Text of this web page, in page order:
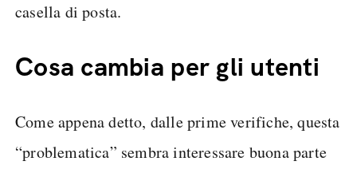
casella di posta.
Cosa cambia per gli utenti
Come appena detto, dalle prime verifiche, questa
“problematica” sembra interessare buona parte